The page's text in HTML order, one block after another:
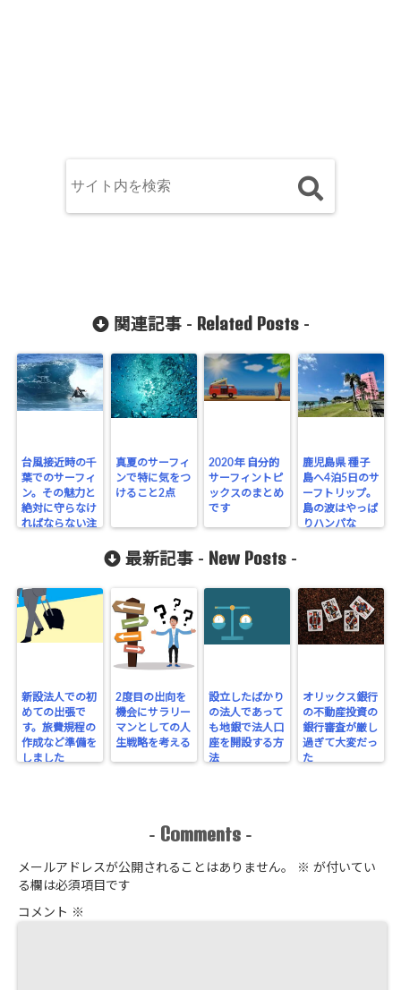
関連記事 - Related Posts-
台風接近時の千
葉でのサーフィ
ン。その魅力と
絶対に守らなけ
ればならない注
真夏のサーフィ
ンで特に気をつ
けること2点
2020年 自分的
サーフィントピ
ックスのまとめ
です
鹿児島県 種子
島へ4泊5日のサ
ーフトリップ。
島の波はやっぱ
りハンパな
最新記事 - New Posts -
新設法人での初
めての出張で
す。旅費規程の
作成など準備を
しました
2度目の出向を
機会にサラリー
マンとしての人
生戦略を考える
設立したばかり
の法人であって
も地銀で法人口
座を開設する方
法
オリックス銀行
の不動産投資の
銀行審査が厳し
過ぎて大変だっ
た
- Comments -
メールアドレスが公開されることはありません。 ※ が付いてい
る欄は必須項目です
コメント ※